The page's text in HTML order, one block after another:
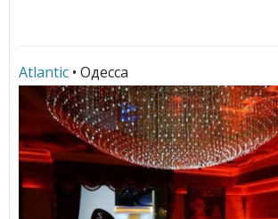
Atlantic • Одесса